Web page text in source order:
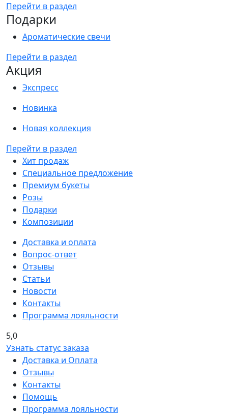
Перейти в раздел
Подарки
Ароматические свечи
Перейти в раздел
Акция
Экспресс
Новинка
Новая коллекция
Перейти в раздел
Хит продаж
Специальное предложение
Премиум букеты
Розы
Подарки
Композиции
Доставка и оплата
Вопрос-ответ
Отзывы
Статьи
Новости
Контакты
Программа лояльности
5,0
Узнать статус заказа
Доставка и Оплата
Отзывы
Контакты
Помощь
Программа лояльности